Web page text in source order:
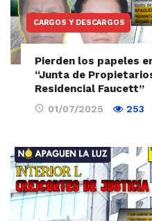
CARGOS Y DESCARGOS
Pierden los papeles
“Junta de
Residencial Faucett”
01/07/2025 253